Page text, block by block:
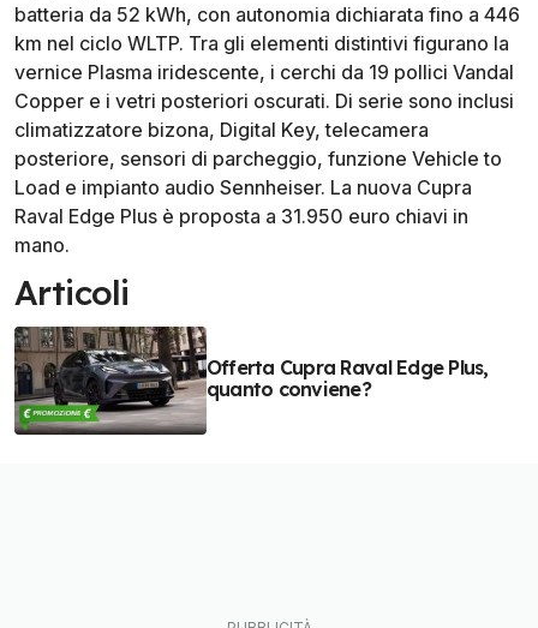
batteria da 52 kWh, con autonomia dichiarata fino a 446
km nel ciclo WLTP. Tra gli elementi distintivi figurano la
vernice Plasma iridescente, i cerchi da 19 pollici Vandal
Copper e i vetri posteriori oscurati. Di serie sono inclusi
climatizzatore bizona, Digital Key, telecamera
posteriore, sensori di parcheggio, funzione Vehicle to
Load e impianto audio Sennheiser. La nuova Cupra
Raval Edge Plus è proposta a 31.950 euro chiavi in
mano.
Articoli
Offerta Cupra Raval Edge Plus,
quanto conviene?